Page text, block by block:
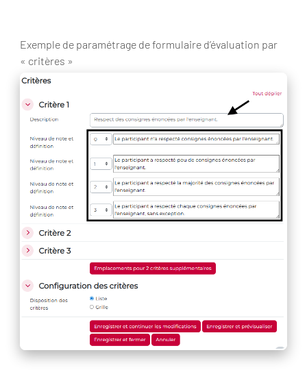
Exemple de paramétrage de formulaire d’évaluation par
« critères »